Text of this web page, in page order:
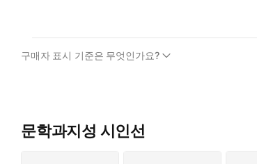
구매자 표시 기준은 무엇인가요?
문학과지성 시인선